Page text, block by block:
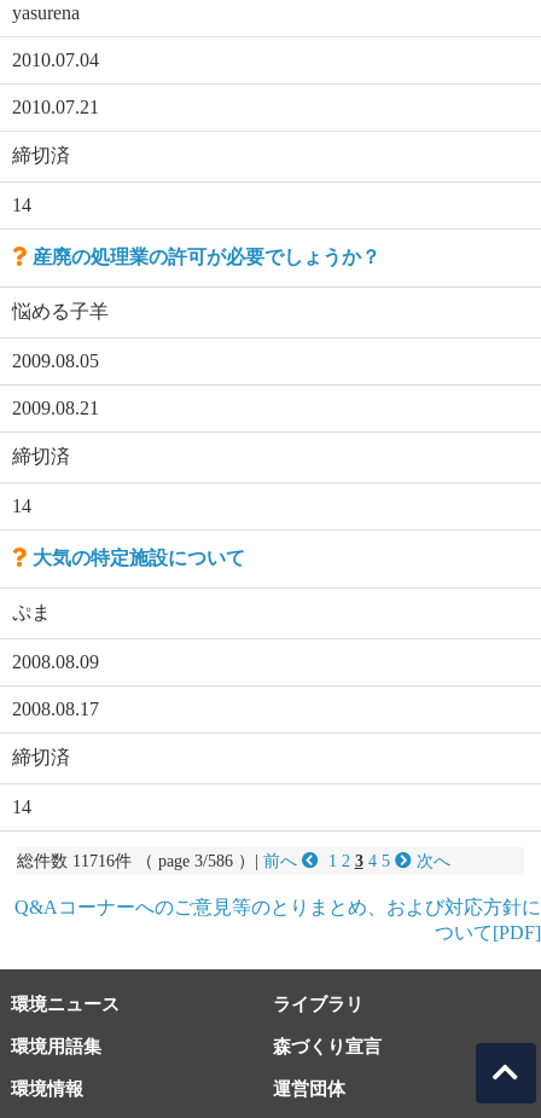
yasurena
2010.07.04
2010.07.21
締切済
14
産廃の処理業の許可が必要でしょうか？
悩める子羊
2009.08.05
2009.08.21
締切済
14
大気の特定施設について
ぷま
2008.08.09
2008.08.17
締切済
14
総件数 11716件 （ page 3/586 ）| 前へ 1 2 3 4 5 次へ
Q&Aコーナーへのご意見等のとりまとめ、および対応方針に
ついて[PDF]
環境ニュース ライブラリ
環境用語集 森づくり宣言
環境情報 運営団体